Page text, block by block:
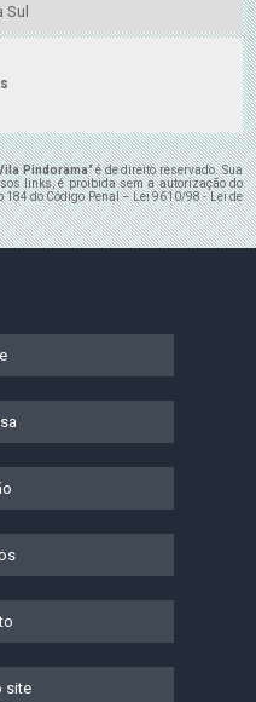
Sul
Pindorama" é de direito reservado. Sua
links, é proibida sem a autorização do
184 do Código Penal –Lei 9610/98 - Lei de
site